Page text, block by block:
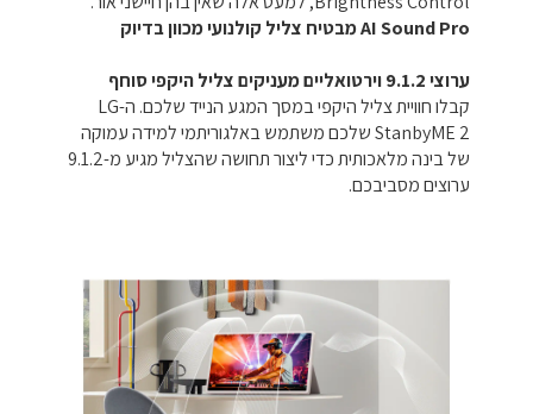
AI Sound Pro מבטיח צליל קולנועי מכוון בדיוק
ערוצי 9.1.2 וירטואליים מעניקים צליל היקפי סוחף
קבלו חוויית צליל היקפי במסך המגע הנייד שלכם. ה-LG
StanbyME 2 שלכם משתמש באלגוריתמי למידה עמוקה
של בינה מלאכותית כדי ליצור תחושה שהצליל מגיע מ-9.1.2
ערוצים מסביבכם.